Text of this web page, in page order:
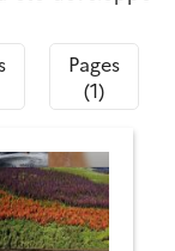
Pages
(1)